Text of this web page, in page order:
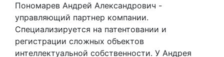
Пономарев Андрей Александрович -
управляющий партнер компании.
Специализируется на патентовании и
регистрации сложных объектов
интеллектуальной собственности. У Андрея